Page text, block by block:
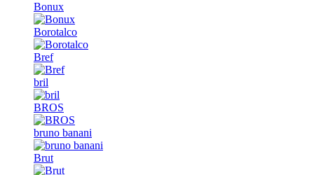
Bonux
Borotalco
Bref
bril
BROS
bruno banani
Brut